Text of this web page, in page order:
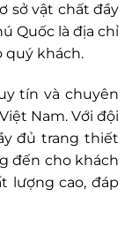
sở vật chất đầy
Quốc là địa chỉ
quý khách.
tín và chuyên
Nam. Với đội
đủ trang thiết
đến cho khách
lượng cao, đáp